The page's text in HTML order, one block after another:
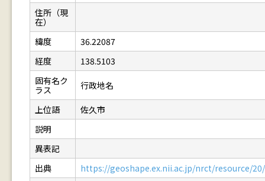
住所（現
在）
緯度
36.22087
経度
138.5103
固有名ク
ラス
行政地名
上位語
佐久市
説明
異表記
出典
https://geoshape.ex.nii.ac.jp/nrct/resource/